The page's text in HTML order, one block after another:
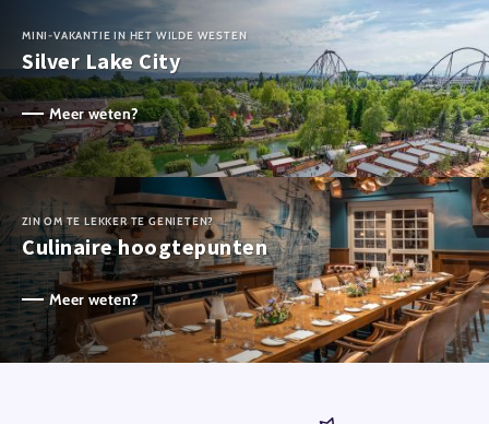
MINI-VAKANTIE IN HET WILDE WESTEN
Silver Lake City
Meer weten?
ZIN OM TE LEKKER TE GENIETEN?
Culinaire hoogtepunten
Meer weten?